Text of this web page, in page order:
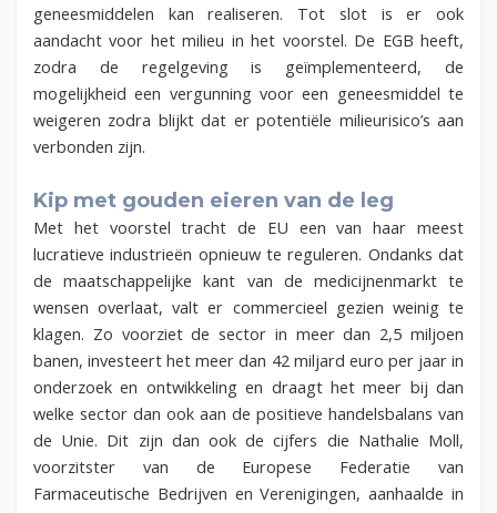
geneesmiddelen kan realiseren. Tot slot is er ook
aandacht voor het milieu in het voorstel. De EGB heeft,
zodra de regelgeving is geïmplementeerd, de
mogelijkheid een vergunning voor een geneesmiddel te
weigeren zodra blijkt dat er potentiële milieurisico’s aan
verbonden zijn.
Kip met gouden eieren van de leg
Met het voorstel tracht de EU een van haar meest
lucratieve industrieën opnieuw te reguleren. Ondanks dat
de maatschappelijke kant van de medicijnenmarkt te
wensen overlaat, valt er commercieel gezien weinig te
klagen. Zo voorziet de sector in meer dan 2,5 miljoen
banen, investeert het meer dan 42 miljard euro per jaar in
onderzoek en ontwikkeling en draagt het meer bij dan
welke sector dan ook aan de positieve handelsbalans van
de Unie. Dit zijn dan ook de cijfers die Nathalie Moll,
voorzitster van de Europese Federatie van
Farmaceutische Bedrijven en Verenigingen, aanhaalde in